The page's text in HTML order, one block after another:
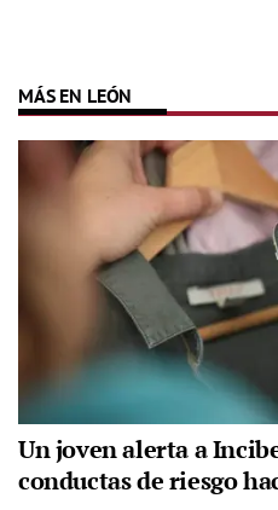
MÁS EN LEÓN
Un joven alerta a
conductas de riesgo